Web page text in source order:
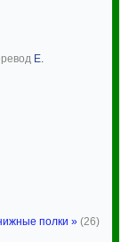
Е.
полки » (26)